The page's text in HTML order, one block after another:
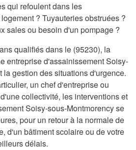
qui refoulent dans les
? Tuyauteries obstruées ?
sales ou besoin d'un pompage ?
qualifiés dans le (95230), la
entreprise d'assainissement Soisy-
la gestion des situations d'urgence.
un chef d'entreprise ou
collectivité, les interventions et
Soisy-sous-Montmorency se
pour un retour à la normale de
d'un bâtiment scolaire ou de votre
délais.